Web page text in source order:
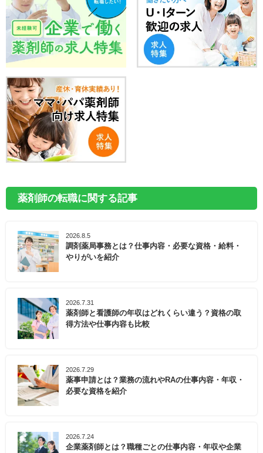
薬剤師の転職に関する記事
2026.8.5
調剤薬局事務とは？仕事内容・必要な資格・給料・
やりがいを紹介
2026.7.31
薬剤師と看護師の年収はどれくらい違う？資格の取
得方法や仕事内容も比較
2026.7.29
薬事申請とは？業務の流れやRAの仕事内容・年収・
必要な資格を紹介
2026.7.24
企業薬剤師とは？職種ごとの仕事内容・年収や企業